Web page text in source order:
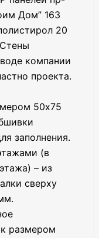
Дом” 163
20
компании
проекта.
50х75
заполнения.
(в
– из
сверху
размером